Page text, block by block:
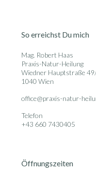
So erreichst Du mich
Mag. Robert Haas
Praxis-Natur-Heilung
Wiedner Hauptstraße
1040 Wien
office@praxis-natur-
Telefon
+43 660 7430405
Öffnungszeiten